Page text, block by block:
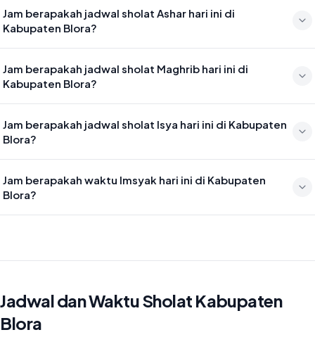
Jam berapakah jadwal sholat Ashar hari ini di
Kabupaten Blora?
Jam berapakah jadwal sholat Maghrib hari ini di
Kabupaten Blora?
Jam berapakah jadwal sholat Isya hari ini di Kabupaten
Blora?
Jam berapakah waktu Imsyak hari ini di Kabupaten
Blora?
Jadwal dan Waktu Sholat Kabupaten
Blora